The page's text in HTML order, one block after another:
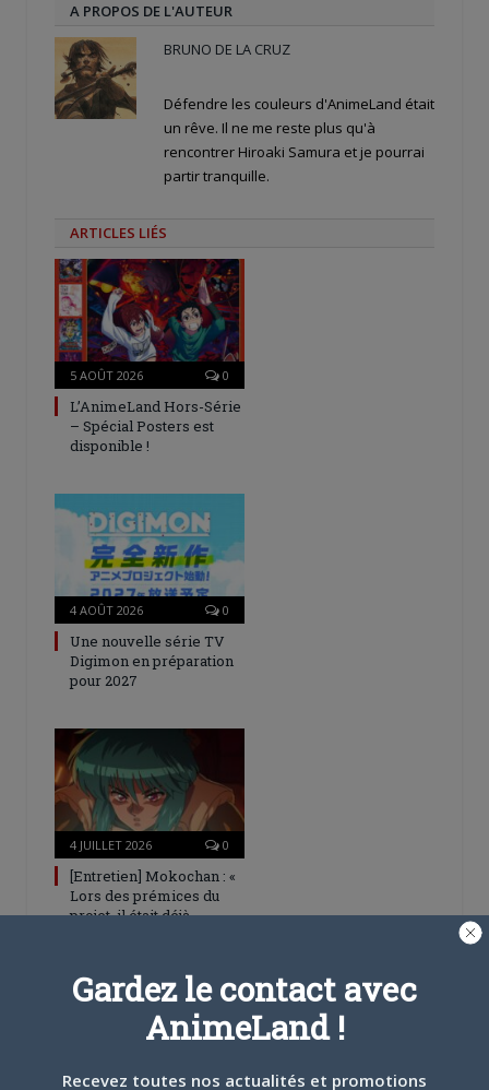
A PROPOS DE L'AUTEUR
BRUNO DE LA CRUZ
Défendre les couleurs d'AnimeLand était
un rêve. Il ne me reste plus qu'à
rencontrer Hiroaki Samura et je pourrai
partir tranquille.
ARTICLES LIÉS
5 AOÛT 2026 0
L’AnimeLand Hors-Série
– Spécial Posters est
disponible !
4 AOÛT 2026 0
Une nouvelle série TV
Digimon en préparation
pour 2027
4 JUILLET 2026 0
[Entretien] Mokochan : «
Lors des prémices du
projet, il était déjà
originel.»
4 COMMENTAIRES
Gardez le contact avec
AnimeLand !
Recevez toutes nos actualités et promotions